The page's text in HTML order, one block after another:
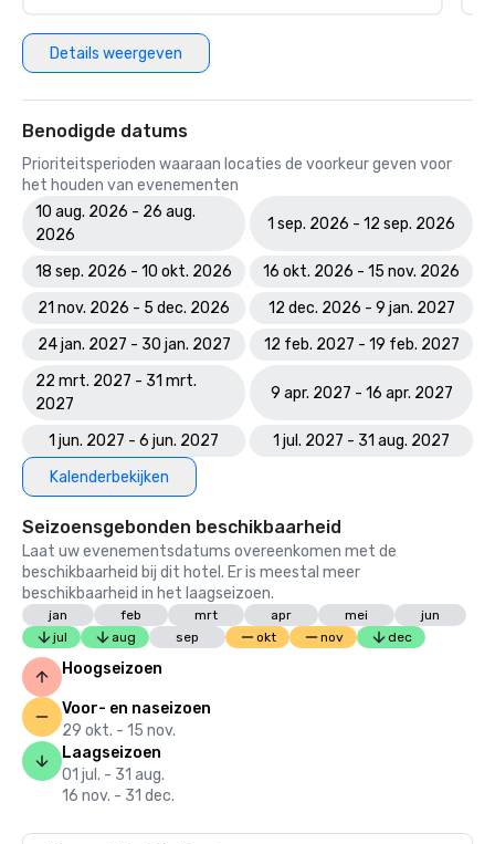
Details weergeven
Benodigde datums
Prioriteitsperioden waaraan locaties de voorkeur geven voor
het houden van evenementen
10 aug. 2026 - 26 aug.
2026
1 sep. 2026 - 12 sep. 2026
18 sep. 2026 - 10 okt. 2026
16 okt. 2026 - 15 nov. 2026
21 nov. 2026 - 5 dec. 2026
12 dec. 2026 - 9 jan. 2027
24 jan. 2027 - 30 jan. 2027
12 feb. 2027 - 19 feb. 2027
22 mrt. 2027 - 31 mrt.
2027
9 apr. 2027 - 16 apr. 2027
1 jun. 2027 - 6 jun. 2027
1 jul. 2027 - 31 aug. 2027
Kalenderbekijken
Seizoensgebonden beschikbaarheid
Laat uw evenementsdatums overeenkomen met de
beschikbaarheid bij dit hotel. Er is meestal meer
beschikbaarheid in het laagseizoen.
jan feb mrt apr mei
jun
jul
aug sep okt nov dec
Hoogseizoen
Voor- en naseizoen
29 okt. - 15 nov.
Laagseizoen
01 jul. - 31 aug.
16 nov. - 31 dec.